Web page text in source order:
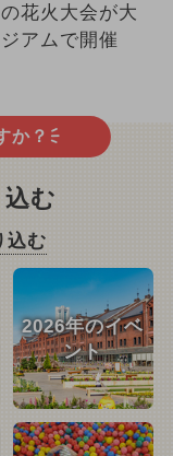
花火大会が大
アムで開催
か？
む
込む
2026年のイベ
ント